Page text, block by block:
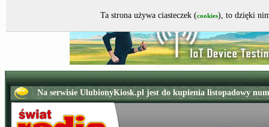
Ta strona używa ciasteczek (cookies), to dzięki